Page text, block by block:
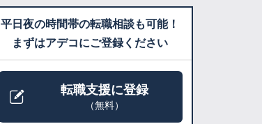
平日夜の時間帯の転職相談も可能！
まずはアデコにご登録ください
転職支援に登録
（無料）